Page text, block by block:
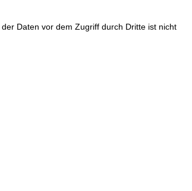
Daten vor dem Zugriff durch Dritte ist nicht